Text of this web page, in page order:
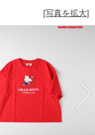
[写真を拡大]